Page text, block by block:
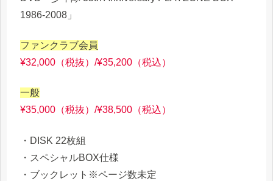
1986-2008」
ファンクラブ会員
¥32,000（税抜）/¥35,200（税込）
一般
¥35,000（税抜）/¥38,500（税込）
・DISK 22枚組
・スペシャルBOX仕様
・ブックレット※ページ数未定